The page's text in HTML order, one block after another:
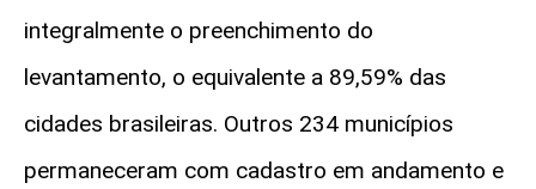
integralmente o preenchimento do
levantamento, o equivalente a 89,59% das
cidades brasileiras. Outros 234 municípios
permaneceram com cadastro em andamento e